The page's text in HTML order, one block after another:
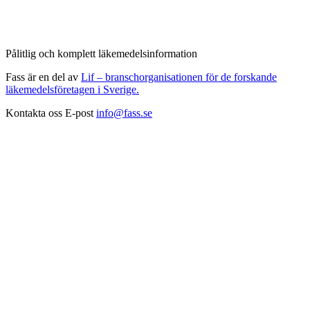
Pålitlig och komplett läkemedelsinformation
Fass är en del av Lif – branschorganisationen för de forskande
läkemedelsföretagen i Sverige.
Kontakta oss E-post info@fass.se